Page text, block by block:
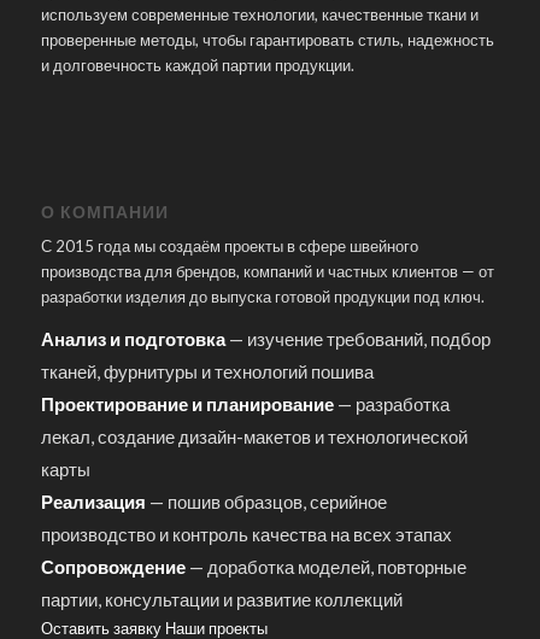
используем современные технологии, качественные ткани и
проверенные методы, чтобы гарантировать стиль, надежность
и долговечность каждой партии продукции.
О КОМПАНИИ
С 2015 года мы создаём проекты в сфере швейного
производства для брендов, компаний и частных клиентов — от
разработки изделия до выпуска готовой продукции под ключ.
Анализ и подготовка— изучение требований, подбор
тканей, фурнитуры и технологий пошива
Проектирование и планирование— разработка
лекал, создание дизайн-макетов и технологической
карты
Реализация — пошив образцов, серийное
производство и контроль качества на всех этапах
Сопровождение— доработка моделей, повторные
партии, консультации и развитие коллекций
Оставить заявку Наши проекты